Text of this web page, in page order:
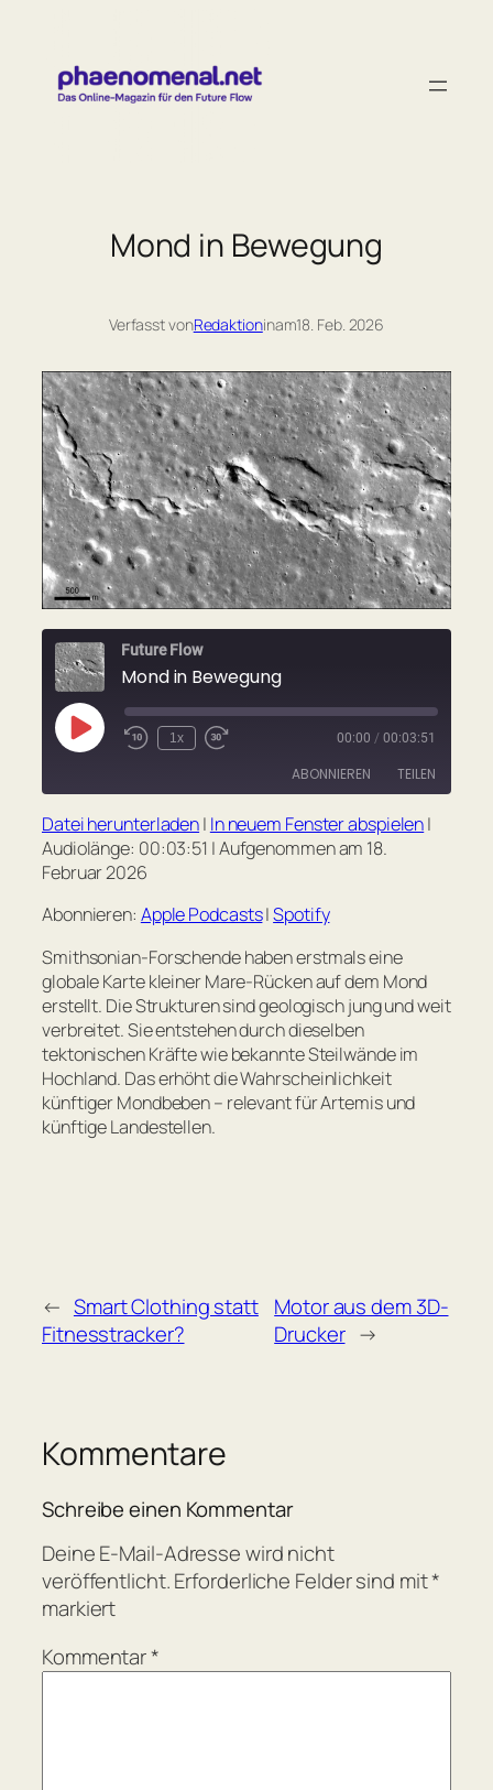
springen
Mond in Bewegung
Verfasst vonRedaktioninam18. Feb. 2026
Future Flow
Mond in Bewegung
Play
Episode Rewind
1x
Fast
seconds
00:00 / 00:03:51
ABONNIEREN TEILEN
Apple Podcasts
RSS FEED
TEILEN
LINK
Datei herunterladen| In neuem Fenster abspielen|
Audiolänge: 00:03:51 |Aufgenommen am 18.
Februar 2026
Abonnieren: Apple Podcasts|Spotify
Smithsonian-Forschende haben erstmals eine
globale Karte kleiner Mare-Rücken auf dem Mond
erstellt. Die Strukturen sind geologisch jung und weit
verbreitet. Sie entstehen durch dieselben
tektonischen Kräfte wie bekannte Steilwände im
Hochland. Das erhöht die Wahrscheinlichkeit
künftiger Mondbeben – relevant für Artemis und
künftige Landestellen.
← Smart Clothing statt
Fitnesstracker?
Motor aus dem 3D-
Drucker →
Kommentare
Schreibe einen Kommentar
Deine E-Mail-Adresse wird nicht
veröffentlicht.Erforderliche Felder sind mit*
markiert
Kommentar*